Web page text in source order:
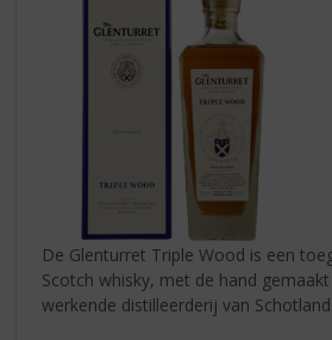
De Glenturret Triple Wood is een
Scotch whisky, met de hand
werkende distilleerderij van Schotland.